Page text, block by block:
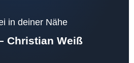
in deiner Nähe
Christian Weiß